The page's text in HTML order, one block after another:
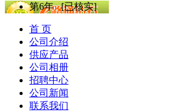
第6年 [已核实]
首 页
公司介绍
供应产品
公司相册
招聘中心
公司新闻
联系我们